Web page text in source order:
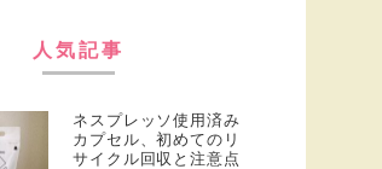
人気記事
ネスプレッソ使用済み
カプセル、初めてのリ
サイクル回収と注意点